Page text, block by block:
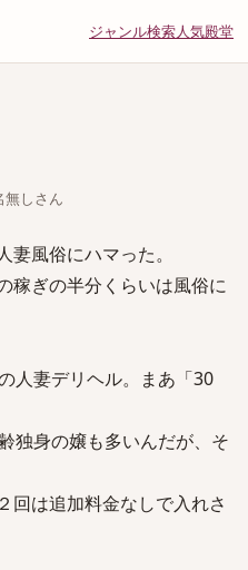
ジャンル検索人気殿堂
しさん
風俗にハマった。
稼ぎの半分くらいは風俗に
人妻デリヘル。まあ「30
独身の嬢も多いんだが、そ
回は追加料金なしで入れさ